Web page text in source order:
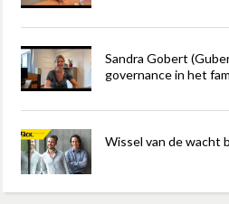
Sandra Gobert
governance in het
Wissel van de wacht